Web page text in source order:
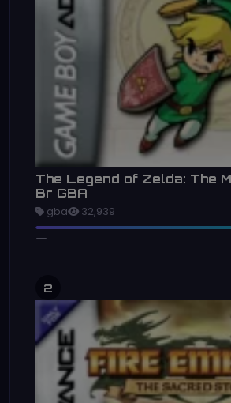
The Legend of Zelda: The
Br GBA
gba 32,939
2